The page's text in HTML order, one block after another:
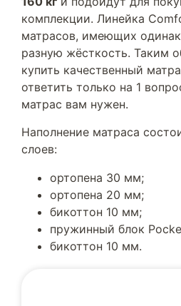
комплекции. Линейка
матрасов, имеющих
разную жёсткость. Таким
купить качественный
ответить только на 1
матрас вам нужен.
Наполнение матраса
слоев:
ортопена 30 мм;
ортопена 20 мм;
бикоттон 10 мм;
пружинный блок
бикоттон 10 мм.